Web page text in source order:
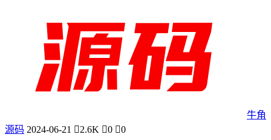
牛角
源码 2024-06-21 2.6K 0 0